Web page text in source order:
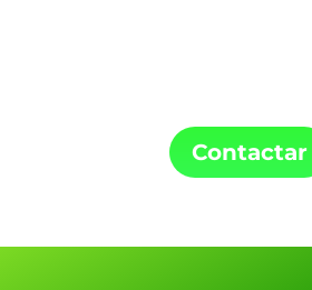
Contactar